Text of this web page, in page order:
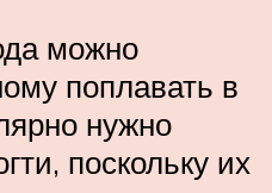
можно
поплавать в
нужно
поскольку их